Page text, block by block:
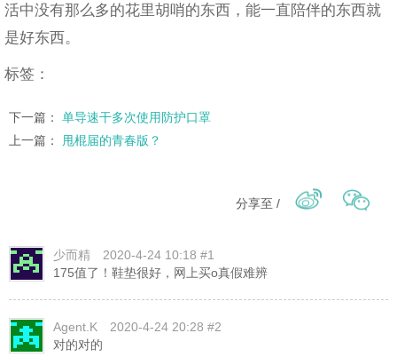
活中没有那么多的花里胡哨的东西，能一直陪伴的东西就
是好东西。
标签：
下一篇： 单导速干多次使用防护口罩
上一篇： 甩棍届的青春版？
分享至 /
少而精
2020-4-24 10:18 #1
175值了！鞋垫很好，网上买o真假难辨
Agent.K
2020-4-24 20:28 #2
对的对的